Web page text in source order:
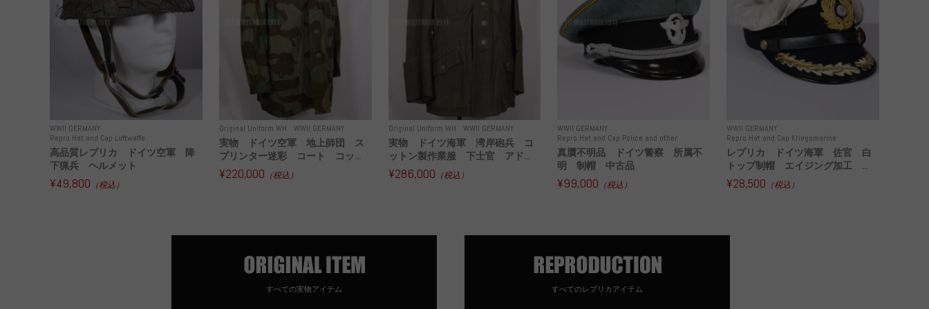
WWII GERMANY
Repro Hat and Cap Luftwaffe
高品質レプリカ ドイツ空軍 降
下猟兵 ヘルメット
¥49,800 （税込）
Original Uniform WH WWII GERMANY
実物 ドイツ空軍 地上師団 ス
プリンター迷彩 コート コッ...
¥220,000 （税込）
Original Uniform WH WWII GERMANY
実物 ドイツ海軍 湾岸砲兵 コ
ットン製作業服 下士官 アド...
¥286,000 （税込）
WWII GERMANY
Repro Hat and Cap Police and other
真贋不明品 ドイツ警察 所属不
明 制帽 中古品
¥99,000 （税込）
WWII GERMANY
Repro Hat and Cap Kriegsmarine
レプリカ ドイツ海軍 佐官 白
トップ制帽 エイジング加工 ...
¥28,500 （税込）
すべての実物アイテム すべてのレプリカアイテム